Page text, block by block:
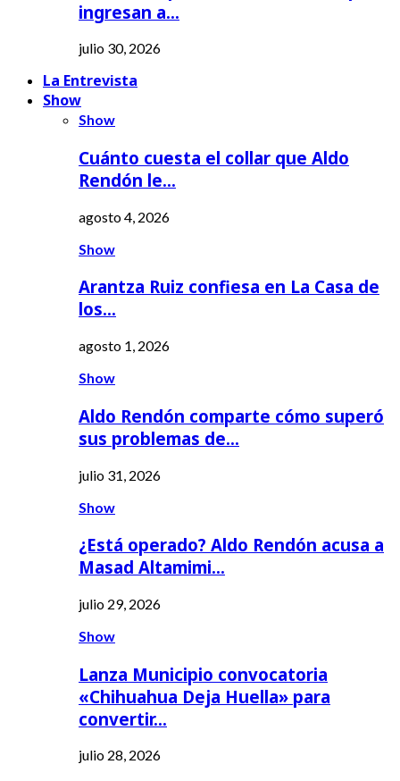
ingresan a…
julio 30, 2026
La Entrevista
Show
Show
Cuánto cuesta el collar que Aldo
Rendón le…
agosto 4, 2026
Show
Arantza Ruiz confiesa en La Casa de
los…
agosto 1, 2026
Show
Aldo Rendón comparte cómo superó
sus problemas de…
julio 31, 2026
Show
¿Está operado? Aldo Rendón acusa a
Masad Altamimi…
julio 29, 2026
Show
Lanza Municipio convocatoria
«Chihuahua Deja Huella» para
convertir…
julio 28, 2026